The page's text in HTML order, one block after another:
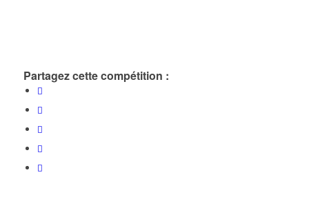
Partagez cette compétition :